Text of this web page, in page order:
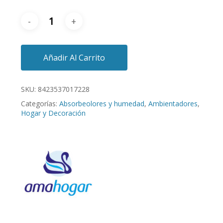
Añadir Al Carrito
SKU: 8423537017228
Categorías: Absorbeolores y humedad, Ambientadores,
Hogar y Decoración